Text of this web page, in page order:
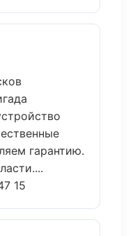
гарантию.
15